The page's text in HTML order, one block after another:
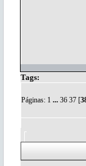
Tags:
Páginas: 1 ... 36 37 [